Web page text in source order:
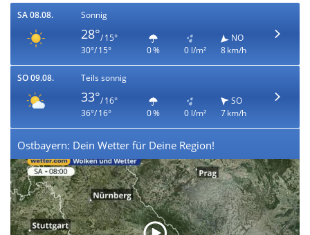
SA 08.08. Sonnig
28°/ 15°
30°/ 15°
0 % 0 l/m²
NO
8 km/h
SO 09.08. Teils sonnig
33°/ 16°
36°/ 16°
0 % 0 l/m²
SO
7 km/h
Ostbayern: Dein Wetter für Deine Region!